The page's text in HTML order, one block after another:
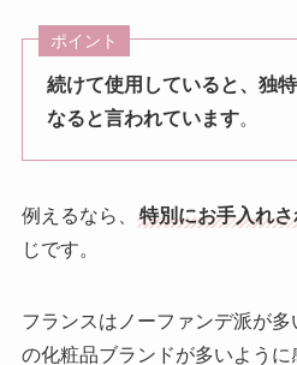
ポイント
続けて使用していると、独
なると言われています。
例えるなら、 特別にお手入れ
じです。
フランスはノーファンデ派が
の化粧品ブランドが多いように